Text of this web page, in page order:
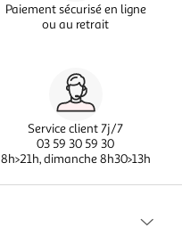
Paiement sécurisé en ligne
ou au retrait
Service client 7j/7
03 59 30 59 30
8h>21h, dimanche 8h30>13h